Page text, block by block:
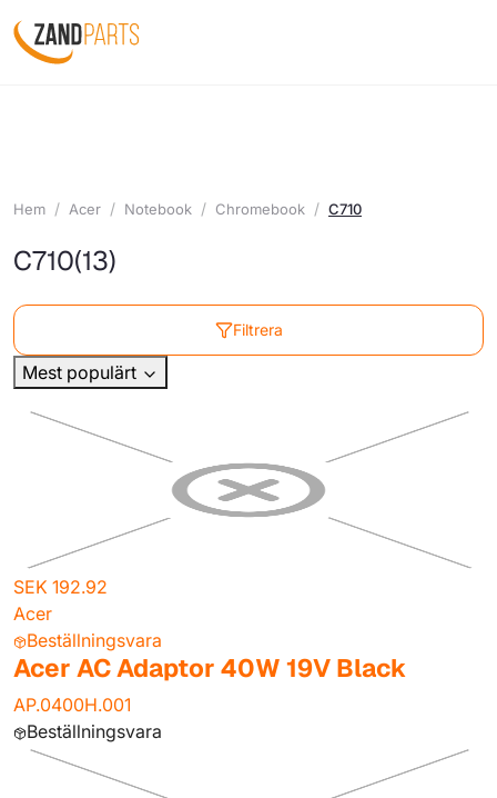
Hem Acer Notebook Chromebook C710
C710(13)
Filtrera
Mest populärt
SEK 192.92
Acer
Beställningsvara
Acer AC Adaptor 40W 19V Black
AP.0400H.001
Beställningsvara